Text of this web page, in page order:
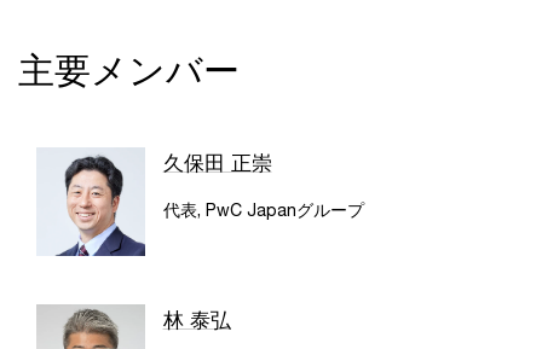
主要メンバー
久保田 正崇
代表, PwC Japanグループ
林 泰弘